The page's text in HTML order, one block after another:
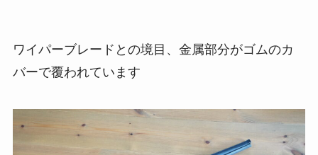
ワイパーブレードとの境目、金属部分がゴムのカ
バーで覆われています